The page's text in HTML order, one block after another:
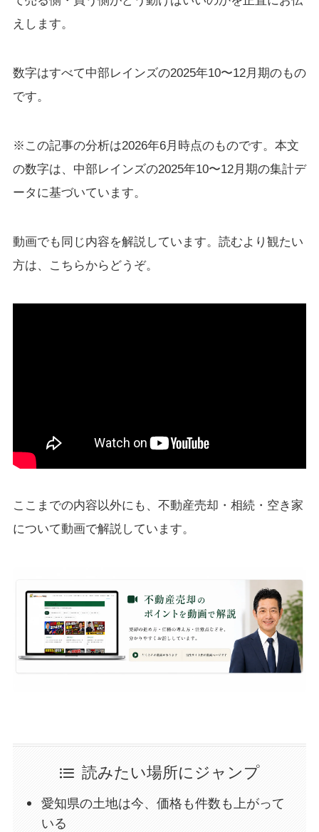
えします。
数字はすべて中部レインズの2025年10〜12月期のもの
です。
※この記事の分析は2026年6月時点のものです。本文
の数字は、中部レインズの2025年10〜12月期の集計デ
ータに基づいています。
動画でも同じ内容を解説しています。読むより観たい
方は、こちらからどうぞ。
ここまでの内容以外にも、不動産売却・相続・空き家
について動画で解説しています。
読みたい場所にジャンプ
愛知県の土地は今、価格も件数も上がって
いる